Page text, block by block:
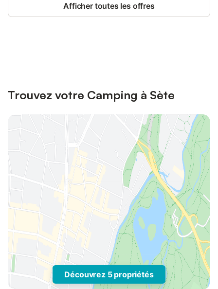
Afficher toutes les offres
Trouvez votre Camping à Sète
Découvrez 5 propriétés